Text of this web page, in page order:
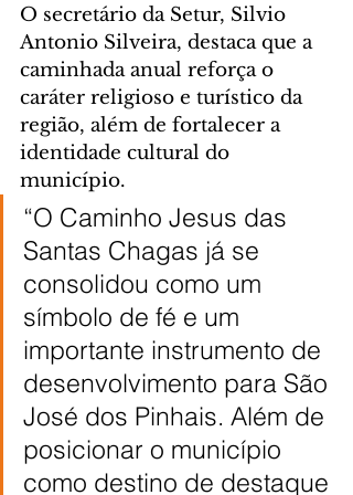
O secretário da Setur, Silvio
Antonio Silveira, destaca que a
caminhada anual reforça o
caráter religioso e turístico da
região, além de fortalecer a
identidade cultural do
município.
“O Caminho Jesus das
Santas Chagas já se
consolidou como um
símbolo de fé e um
importante instrumento de
desenvolvimento para São
José dos Pinhais. Além de
posicionar o município
como destino de destaque